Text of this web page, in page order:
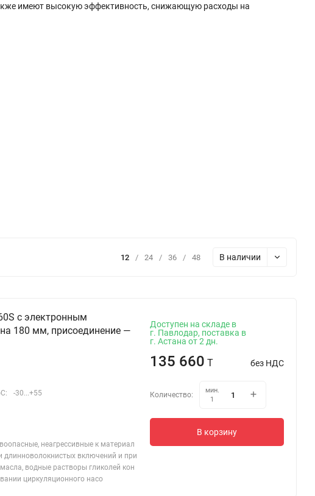
имеют высокую эффективность, снижающую расходы на
12 / 24 / 36 / 48 В наличии
с электронным
180 мм, присоединение —
-30...+55
неагрессивные к материал
длинноволокнистых включений и при
водные растворы гликолей кон
циркуляционного насо
Доступен на складе в
г. Павлодар, поставка в
г. Астана от 2 дн.
135 660 T без НДС
Количество:
мин.
1
В корзину